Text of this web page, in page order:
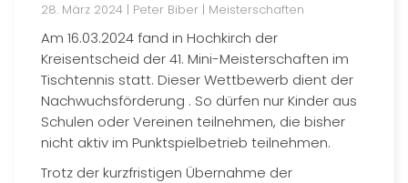
28. März 2024 | Peter Biber | Meisterschaften
Am 16.03.2024 fand in Hochkirch der
Kreisentscheid der 41. Mini-Meisterschaften im
Tischtennis statt. Dieser Wettbewerb dient der
Nachwuchsförderung . So dürfen nur Kinder aus
Schulen oder Vereinen teilnehmen, die bisher
nicht aktiv im Punktspielbetrieb teilnehmen.
Trotz der kurzfristigen Übernahme der